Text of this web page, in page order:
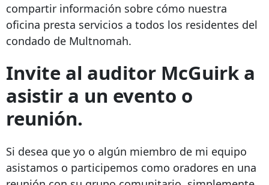
compartir información sobre cómo nuestra
oficina presta servicios a todos los residentes del
condado de Multnomah.
Invite al auditor McGuirk a
asistir a un evento o
reunión.
Si desea que yo o algún miembro de mi equipo
asistamos o participemos como oradores en una